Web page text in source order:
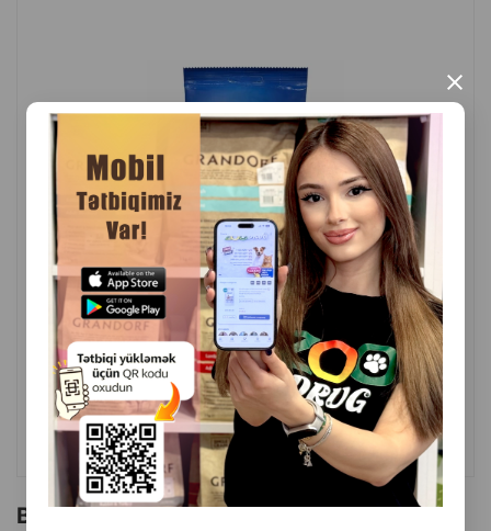
×
( Rəylər)
Qiymət
Almaq
1 ədəd
8.40
ALMAQ
Bu brendin başqa məhsulları